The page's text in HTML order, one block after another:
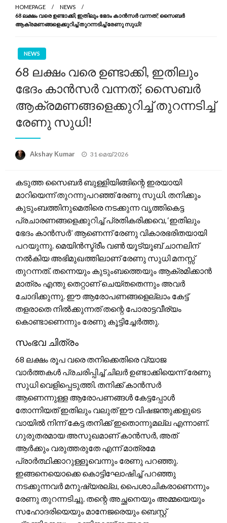
HOMEPAGE
NEWS
68 ലക്ഷം വരെ ഉണ്ടാക്കി, ഇതിലും ഭേദം കാൻസർ വന്നത്; സൈബർ
ആക്രമണങ്ങളെക്കുറിച്ച് തുറന്നടിച്ച് രേണു സുധി!
NEWS
68 ലക്ഷം വരെ ഉണ്ടാക്കി, ഇതിലും
ഭേദം കാൻസർ വന്നത്; സൈബർ
ആക്രമണങ്ങളെക്കുറിച്ച് തുറന്നടിച്ച്
രേണു സുധി!
Akshay Kumar
Posted
31 മെയ്‌ 2026
കടുത്ത സൈബർ ബുള്ളിയിങ്ങിന്റെ ഇരയായി
മാറിയെന്ന് തുറന്നുപറഞ്ഞ് രേണു സുധി. തനിക്കും
കുടുംബത്തിനുമെതിരെ നടക്കുന്ന വൃത്തികെട്ട
പ്രചാരണങ്ങളെക്കുറിച്ച് പ്രതികരിക്കവെ, ‘ഇതിലും
ഭേദം കാൻസർ’ ആണെന്ന് രേണു വികാരഭരിതയായി
പറയുന്നു. മെയിൻസ്ട്രീം വൺ യൂട്യൂബ് ചാനലിന്
നൽകിയ അഭിമുഖത്തിലാണ് രേണു സുധി മനസ്സ്
തുറന്നത്. തന്നെയും കുടുംബത്തെയും ആക്രമിക്കാൻ
മാത്രം എന്തു തെറ്റാണ് ചെയ്തതെന്നും അവർ
ചോദിക്കുന്നു. ഈ ആരോപണങ്ങളെല്ലാം കേട്ട്
തളരാതെ നിൽക്കുന്നത് തന്റെ പോരാട്ടവീര്യം
കൊണ്ടാണെന്നും രേണു കൂട്ടിച്ചേർത്തു.
സംഭവ ചിത്രം
68 ലക്ഷം രൂപ വരെ തനിക്കെതിരെ വ്യാജ
വാർത്തകൾ പ്രചരിപ്പിച്ച് ചിലർ ഉണ്ടാക്കിയെന്ന് രേണു
സുധി വെളിപ്പെടുത്തി. തനിക്ക് കാൻസർ
ആണെന്നുള്ള ആരോപണങ്ങൾ കേട്ടപ്പോൾ
തോന്നിയത് ഇതിലും വലുത് ഈ വിഷജന്തുക്കളുടെ
വായിൽ നിന്ന് കേട്ട തനിക്ക് ഇതൊന്നുമല്ല എന്നാണ്.
ഗുരുതരമായ അസുഖമാണ് കാൻസർ, അത്
ആർക്കും വരുത്തരുതേ എന്ന് മാത്രമേ
പ്രാർത്ഥിക്കാറുള്ളൂവെന്നും രേണു പറഞ്ഞു.
ഇങ്ങനെയൊക്കെ കൊട്ടിഘോഷിച്ച് പറഞ്ഞു
നടക്കുന്നവർ മനുഷ്യരല്ല, പൈശാചികരാണെന്നും
രേണു തുറന്നടിച്ചു. തന്റെ അച്ഛനെയും അമ്മയെയും
സഹോദരിയെയും മാനേജരെയും ബെസ്റ്റ്